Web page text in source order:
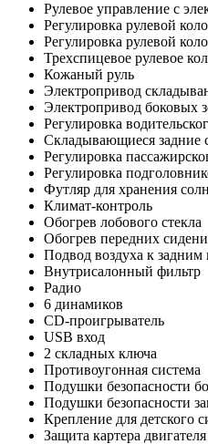
Рулевое управление с
Регулировка рулевой
Регулировка рулевой
Трехспицевое рулевое
Кожаный руль
Электропривод
Электропривод боковых
Регулировка
Складывающиеся задние
Регулировка
Регулировка
Футляр для хранения
Климат-контроль
Обогрев лобового стекла
Обогрев передних
Подвод воздуха к задним
Внутрисалонный фильтр
Радио
6 динамиков
CD-проигрыватель
USB вход
2 складных ключа
Противоугонная система
Подушки безопасности
Подушки безопасности
Крепление для детского
Защита картера двигателя